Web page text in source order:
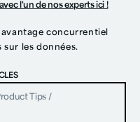
l'un de nos experts ici !
concurrentiel
sur les données.
Tips /